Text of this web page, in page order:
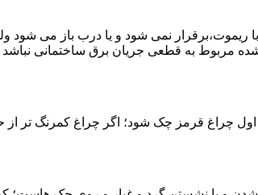
با ریموت،برقرار نمی شود و یا درب باز
شده مربوط به قطعی جریان برق ساختمانی
چراغ قرمز چک شود؛ اگر چراغ کمرنگ تر